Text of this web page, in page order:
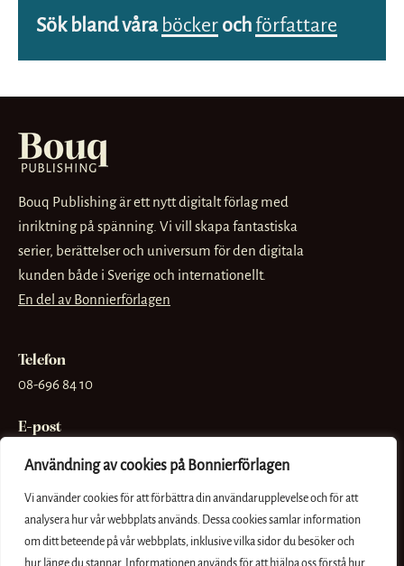
Användning av cookies på Bonnierförlagen
Vi använder cookies för att förbättra din användarupplevelse och för att
analysera hur vår webbplats används. Dessa cookies samlar information
om ditt beteende på vår webbplats, inklusive vilka sidor du besöker och
Sök bland våra böcker och författare
Bouq Publishing är ett nytt digitalt förlag med
inriktning på spänning. Vi vill skapa fantastiska
serier, berättelser och universum för den digitala
kunden både i Sverige och internationellt.
En del av Bonnierförlagen
Telefon
08-696 84 10
E-post
Besöksadress
Sveavägen 56
Postadress